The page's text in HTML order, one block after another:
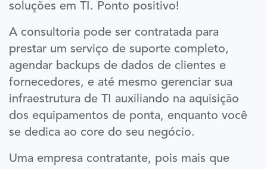
soluções em TI. Ponto positivo!
A consultoria pode ser contratada para
prestar um serviço de suporte completo,
agendar backups de dados de clientes e
fornecedores, e até mesmo gerenciar sua
infraestrutura de TI auxiliando na aquisição
dos equipamentos de ponta, enquanto você
se dedica ao core do seu negócio.
Uma empresa contratante, pois mais que